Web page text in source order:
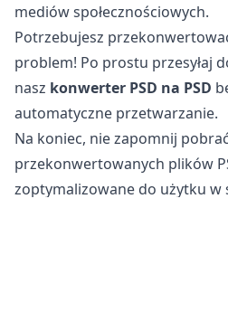
mediów społecznościowych.
Potrzebujesz
problem! Po prostu przesyłaj
nasz konwerter PSD na PSD
automatyczne przetwarzanie.
Na koniec, nie zapomnij
przekonwertowanych plików
zoptymalizowane do użytku w